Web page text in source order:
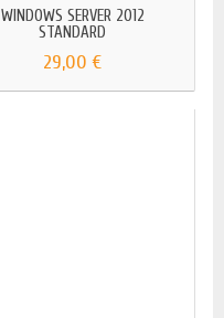
WINDOWS SERVER 2012
STANDARD
29,00 €